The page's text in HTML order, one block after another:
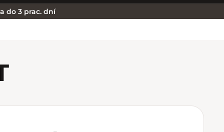
Bratislava - Aupark
do 3 prac. dní